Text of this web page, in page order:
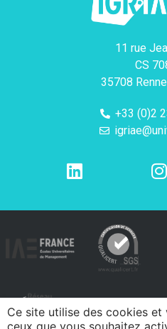
11 rue
CS
35708
+33 (0)2
Ce site utilise des cookies
ceux que vous souhaitez